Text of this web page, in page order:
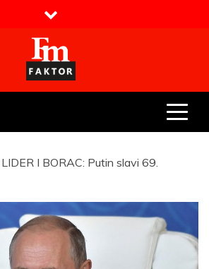
I BORAC: Putin slavi 69.